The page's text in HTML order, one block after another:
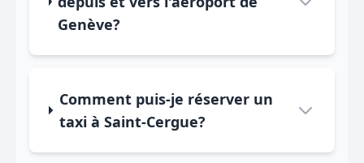
Genève?
Comment puis-je réserver un
taxi à Saint-Cergue?